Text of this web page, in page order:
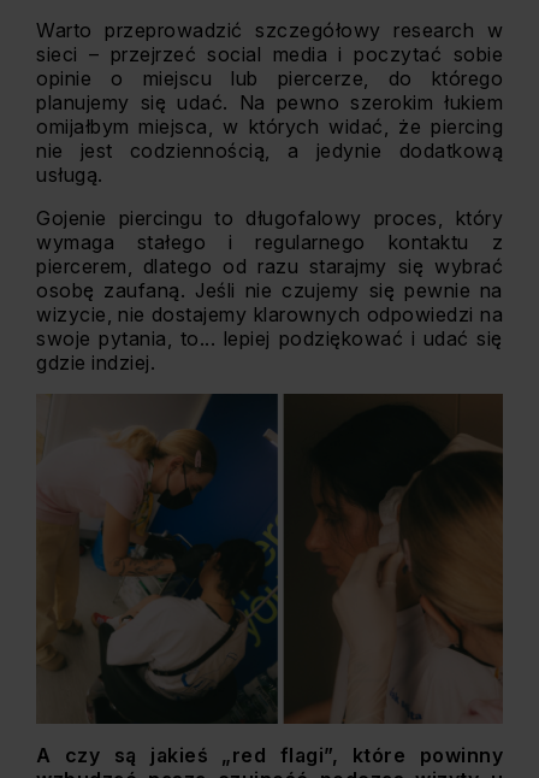
Warto przeprowadzić szczegółowy research w
sieci – przejrzeć social media i poczytać sobie
opinie o miejscu lub piercerze, do którego
planujemy się udać. Na pewno szerokim łukiem
omijałbym miejsca, w których widać, że piercing
nie jest codziennością, a jedynie dodatkową
usługą.
Gojenie piercingu to długofalowy proces, który
wymaga stałego i regularnego kontaktu z
piercerem, dlatego od razu starajmy się wybrać
osobę zaufaną. Jeśli nie czujemy się pewnie na
wizycie, nie dostajemy klarownych odpowiedzi na
swoje pytania, to... lepiej podziękować i udać się
gdzie indziej.
A czy są jakieś „red flagi”, które powinny